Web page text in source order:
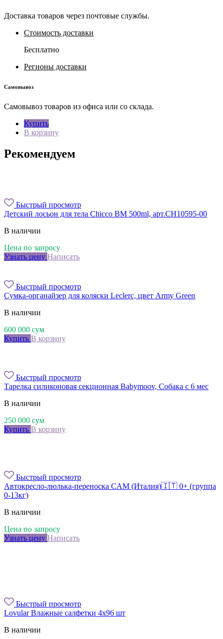
Доставка товаров через почтовые службы.
Стоимость доставки
Бесплатно
Регионы доставки
Самовывоз
Самовывоз товаров из офиса или со склада.
Купить
В корзину
Рекомендуем
Быстрый просмотр
Детский лосьон для тела Chicco BM 500ml, арт.CH10595-00
В наличии
Цена по запросу
Узнать цену Написать
Быстрый просмотр
Сумка-органайзер для коляски Leclerc, цвет Army Green
В наличии
600 000 сум
Купить В корзину
Быстрый просмотр
Тарелка силиконовая секционная Babymoov, Собака с 6 мес
В наличии
250 000 сум
Купить В корзину
Быстрый просмотр
Автокресло-люлька-переноска CAM (Италия)🇮🇹 0+ (группа
0-13кг)
В наличии
Цена по запросу
Узнать цену Написать
Быстрый просмотр
Lovular Влажные салфетки 4х96 шт
В наличии